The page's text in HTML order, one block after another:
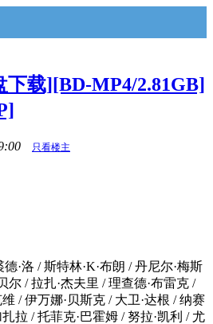
载][BD-MP4/2.81GB]
只看楼主
·洛 / 斯特林·K·布朗 / 丹尼尔·梅斯
尔 / 拉扎·杰夫里 / 理查德·布雷克 /
/ 伊万娜·贝斯克 / 大卫·达根 / 纳赛
拉 / 托菲克·巴霍姆 / 努拉·凯利 / 尤